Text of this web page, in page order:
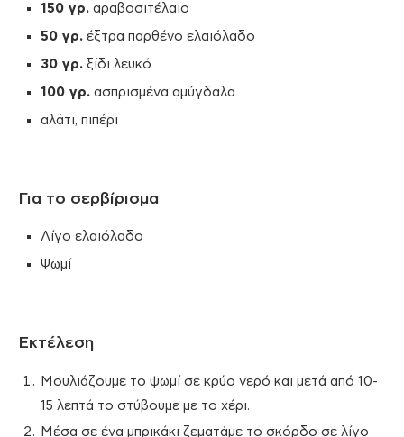
150 γρ. αραβοσιτέλαιο
50 γρ. έξτρα παρθένο ελαιόλαδο
30 γρ. ξίδι λευκό
100 γρ. ασπρισμένα αμύγδαλα
αλάτι, πιπέρι
Για το σερβίρισμα
Λίγο ελαιόλαδο
Ψωμί
Εκτέλεση
Μουλιάζουμε το ψωμί σε κρύο νερό και μετά από 10-
15 λεπτά το στύβουμε με το χέρι.
Μέσα σε ένα μπρικάκι ζεματάμε το σκόρδο σε λίγο